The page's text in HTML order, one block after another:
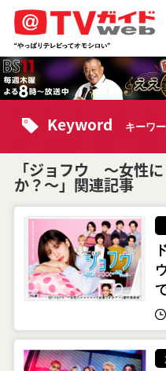
Keyword キーワ
「ジョフウ ～女
か？～」関連記事